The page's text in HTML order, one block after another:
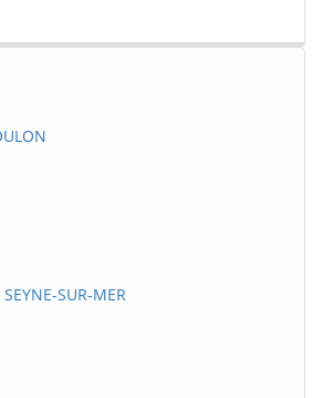
SUR-MER